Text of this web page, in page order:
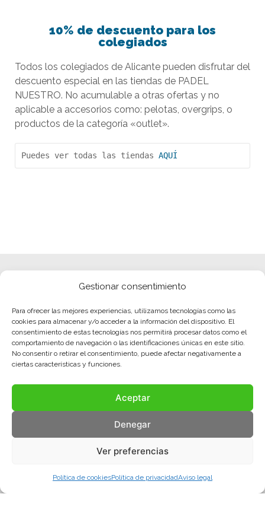
Gestionar consentimiento
Para ofrecer las mejores experiencias, utilizamos tecnologías como las
cookies para almacenar y/o acceder a la información del dispositivo. El
consentimiento de estas tecnologías nos permitirá procesar datos como el
comportamiento de navegación o las identificaciones únicas en este sitio.
No consentir o retirar el consentimiento, puede afectar negativamente a
ciertas características y funciones.
Aceptar
Denegar
Ver preferencias
Política de cookiesPolítica de privacidadAviso legal
10% de descuento para los
colegiados
Todos los colegiados de Alicante pueden disfrutar del
descuento especial en las tiendas de PADEL
NUESTRO. No acumulable a otras ofertas y no
aplicable a accesorios como: pelotas, overgrips, o
productos de la categoría «outlet».
Puedes ver todas las tiendas AQUÍ